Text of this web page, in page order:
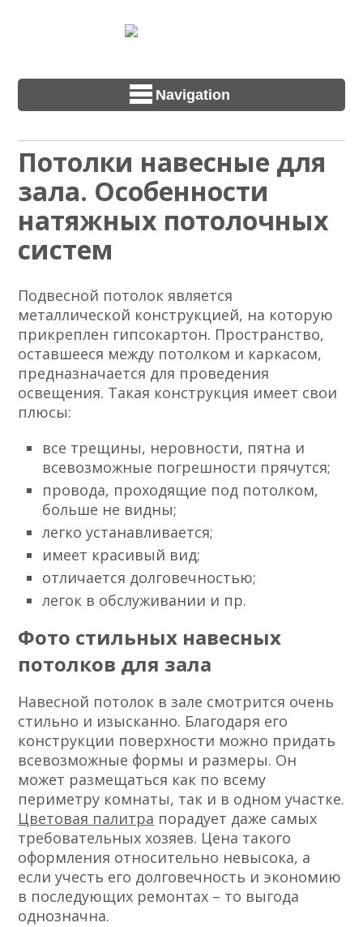
Navigation
Потолки навесные для
зала. Особенности
натяжных потолочных
систем
Подвесной потолок является
металлической конструкцией, на которую
прикреплен гипсокартон. Пространство,
оставшееся между потолком и каркасом,
предназначается для проведения
освещения. Такая конструкция имеет свои
плюсы:
все трещины, неровности, пятна и
всевозможные погрешности прячутся;
провода, проходящие под потолком,
больше не видны;
легко устанавливается;
имеет красивый вид;
отличается долговечностью;
легок в обслуживании и пр.
Фото стильных навесных
потолков для зала
Навесной потолок в зале смотрится очень
стильно и изысканно. Благодаря его
конструкции поверхности можно придать
всевозможные формы и размеры. Он
может размещаться как по всему
периметру комнаты, так и в одном участке.
Цветовая палитра порадует даже самых
требовательных хозяев. Цена такого
оформления относительно невысока, а
если учесть его долговечность и экономию
в последующих ремонтах – то выгода
однозначна.